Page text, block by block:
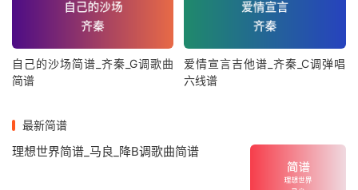
自己的沙场简谱_齐秦_G调歌曲
简谱
爱情宣言吉他谱_齐秦_C调弹唱
六线谱
最新简谱
理想世界简谱_马良_降B调歌曲简谱